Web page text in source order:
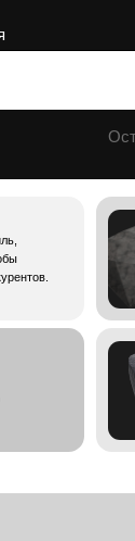
Оставляя